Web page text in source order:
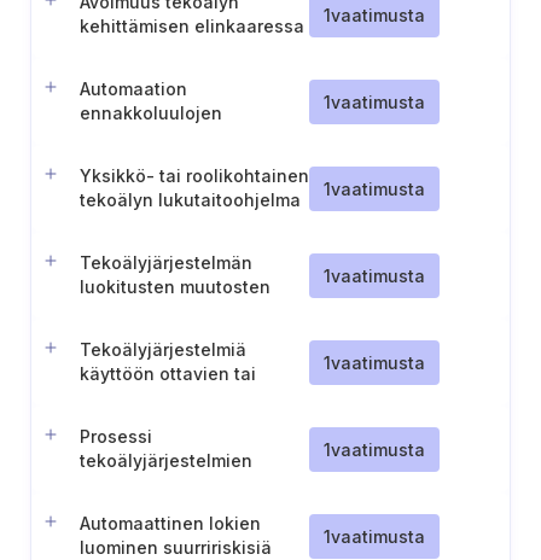
kehittämisen elinkaaressa
1vaatimusta
Automaation
ennakkoluulojen
tekoälyjärjestelmien
käytössä
1vaatimusta
Yksikkö- tai roolikohtainen
tekoälyn lukutaitoohjelma
1vaatimusta
Tekoälyjärjestelmän
luokitusten muutosten
1vaatimusta
Tekoälyjärjestelmiä
käyttöön ottavien tai
käytännesäännöt
1vaatimusta
Prosessi
tekoälyjärjestelmien
1vaatimusta
Automaattinen lokien
luominen suurririskisiä
1vaatimusta